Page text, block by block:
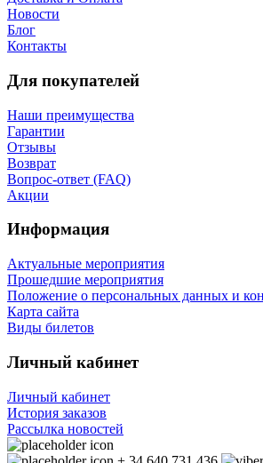
Новости
Блог
Контакты
Для покупателей
Наши преимущества
Гарантии
Отзывы
Возврат
Вопрос-ответ (FAQ)
Акции
Информация
Актуальные мероприятия
Прошедшие мероприятия
Положение о персональных данных и
Карта сайта
Виды билетов
Личный кабинет
Личный кабинет
История заказов
Рассылка новостей